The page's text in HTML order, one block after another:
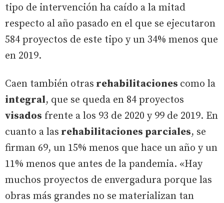
tipo de intervención ha caído a la mitad
respecto al año pasado en el que se ejecutaron
584 proyectos de este tipo y un 34% menos que
en 2019.
Caen también otras rehabilitaciones como la
integral, que se queda en 84 proyectos
visados frente a los 93 de 2020 y 99 de 2019. En
cuanto a las rehabilitaciones parciales, se
firman 69, un 15% menos que hace un año y un
11% menos que antes de la pandemia. «Hay
muchos proyectos de envergadura porque las
obras más grandes no se materializan tan